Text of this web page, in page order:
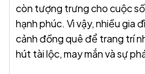
còn tượng trưng cho cuộc
hạnh phúc. Vì vậy, nhiều gia
cảnh đồng quê để trang trí
hút tài lộc, may mắn và sự